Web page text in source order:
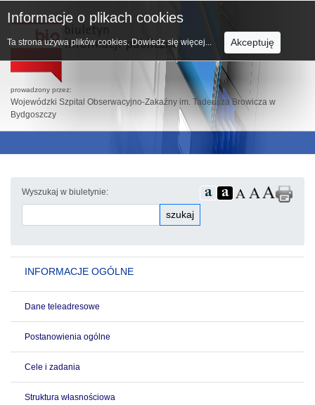
prowadzony przez:
Wojewódzki Szpital Obserwacyjno-Zakaźny im. Tadeusza Browicza w
Bydgoszczy
Wyszukaj w biuletynie:
szukaj
INFORMACJE OGÓLNE
Dane teleadresowe
Postanowienia ogólne
Cele i zadania
Struktura własnościowa
Informacje o plikach cookies
Ta strona używa plików cookies. Dowiedz się więcej... Akceptuję